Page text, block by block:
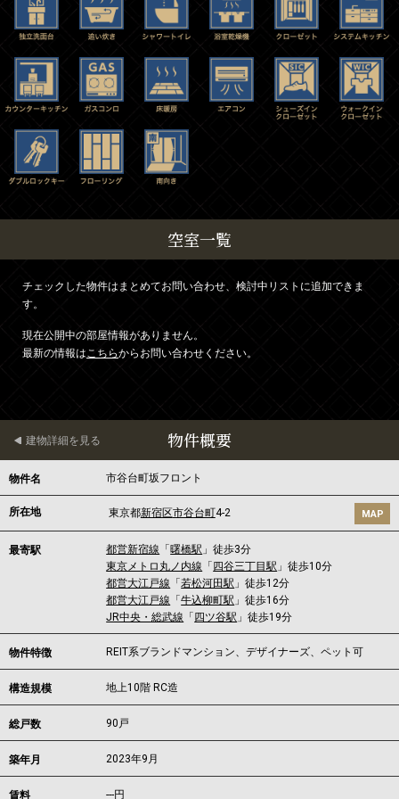
空室一覧
チェックした物件はまとめてお問い合わせ、検討中リストに追加できま
す。
現在公開中の部屋情報がありません。
最新の情報はこちらからお問い合わせください。
物件概要
建物詳細を見る
物件名 市谷台町坂フロント
所在地 東京都新宿区市谷台町4-2 MAP
最寄駅 都営新宿線 「曙橋駅 」徒歩3分
東京メトロ丸ノ内線 「 四谷三丁目駅 」徒歩10分
都営大江戸線 「若松河田駅 」徒歩12分
都営大江戸線 「牛込柳町駅 」徒歩16分
JR中央・総武線 「 四ツ谷駅 」徒歩19分
物件特徴 REIT系ブランドマンション、デザイナーズ、ペット可
構造規模 地上10階 RC造
総戸数 90戸
築年月 2023年9月
賃料 ---円